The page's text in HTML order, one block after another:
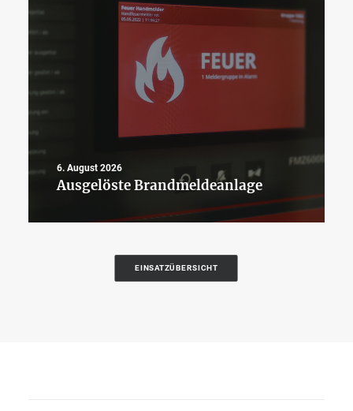
6. August 2026
Ausgelöste Brandmeldeanlage
EINSATZÜBERSICHT